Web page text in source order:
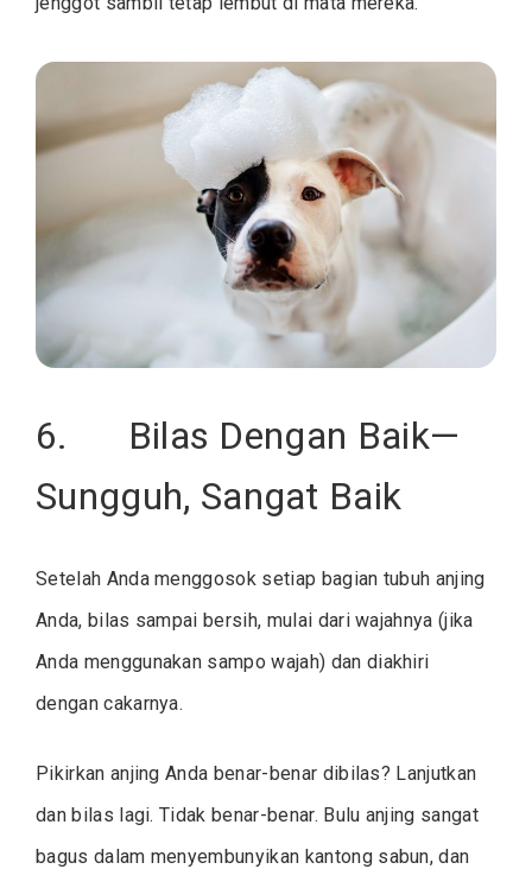
6. Bilas Dengan Baik—
Sungguh, Sangat Baik
Setelah Anda menggosok setiap bagian tubuh anjing
Anda, bilas sampai bersih, mulai dari wajahnya (jika
Anda menggunakan sampo wajah) dan diakhiri
dengan cakarnya.
Pikirkan anjing Anda benar-benar dibilas? Lanjutkan
dan bilas lagi. Tidak benar-benar. Bulu anjing sangat
bagus dalam menyembunyikan kantong sabun, dan